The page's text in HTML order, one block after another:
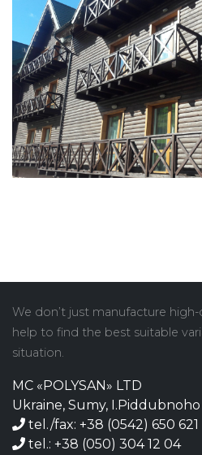
We don’t just manufacture
help to find the best suitable
situation.
MC «POLYSAN» LTD
Ukraine, Sumy, I.Piddubnoho
tel./fax: +38 (0542) 650 621
tel.: +38 (050) 304 12 04